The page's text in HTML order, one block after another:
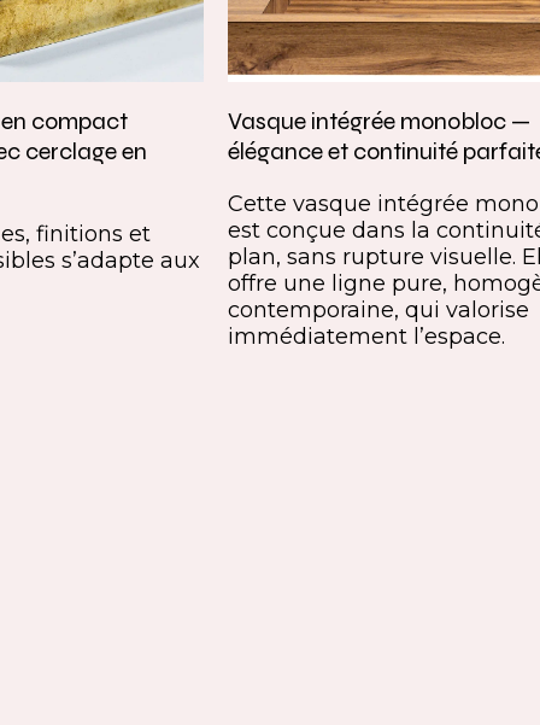
compact
cerclage en
finitions et
s’adapte aux
Vasque intégrée monobloc —
élégance et continuité
Cette vasque intégrée
est conçue dans la
plan, sans rupture visuelle.
offre une ligne pure,
contemporaine, qui valorise
immédiatement l’espace.